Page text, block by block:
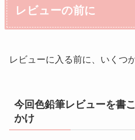
レビューの前に
レビューに入る前に、いくつ
今回色鉛筆レビューを書
かけ